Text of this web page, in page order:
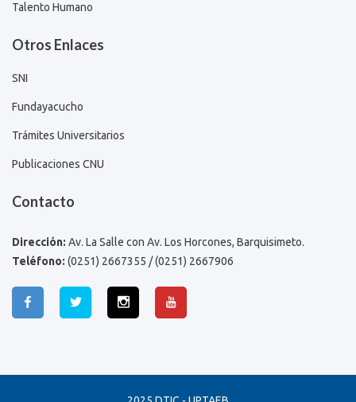
Talento Humano
Otros Enlaces
SNI
Fundayacucho
Trámites Universitarios
Publicaciones CNU
Contacto
Dirección: Av. La Salle con Av. Los Horcones, Barquisimeto.
Teléfono: (0251) 2667355 / (0251) 2667906